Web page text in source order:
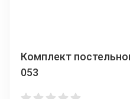
Комплект
053